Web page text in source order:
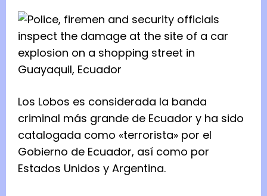
Los Lobos es considerada la banda
criminal más grande de Ecuador y ha sido
catalogada como «terrorista» por el
Gobierno de Ecuador, así como por
Estados Unidos y Argentina.